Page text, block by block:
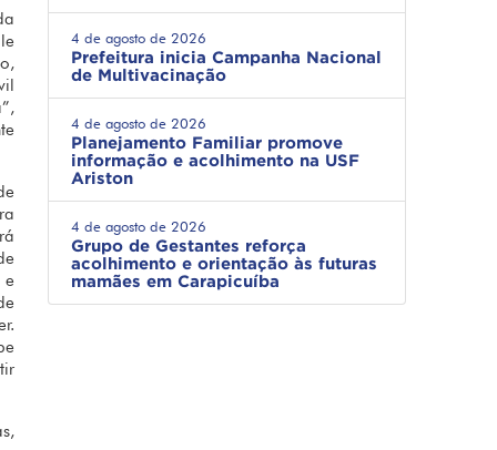
e
4 de agosto de 2026
Prefeitura inicia Campanha Nacional
de Multivacinação
4 de agosto de 2026
Planejamento Familiar promove
informação e acolhimento na USF
Ariston
4 de agosto de 2026
Grupo de Gestantes reforça
acolhimento e orientação às futuras
mamães em Carapicuíba